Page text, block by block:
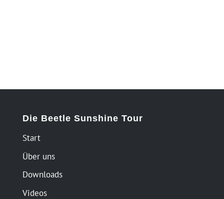
Die Beetle Sunshine Tour
Start
Über uns
Downloads
Videos